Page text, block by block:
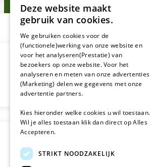
Overige Merken
GERMAN
Deze website maakt
gebruik van cookies.
We gebruiken cookies voor de
(functionele)werking van onze website en
voor het analyseren(Prestatie) van
bezoekers op onze website. Voor het
analyseren en meten van onze advertenties
(Marketing) delen we gegevens met onze
advertentie partners.
Kies hieronder welke cookies u wil toestaan.
Wil je alles toestaan klik dan direct op Alles
Accepteren.
STRIKT NOODZAKELIJK